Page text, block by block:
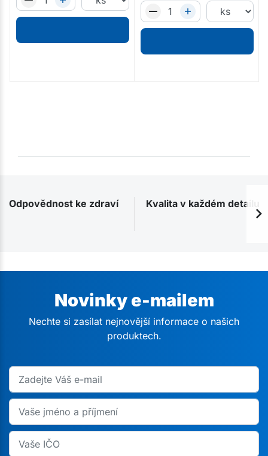
Odpovědnost ke zdraví Kvalita v každém detailu
Novinky e-mailem
Nechte si zasílat nejnovější informace o našich
produktech.